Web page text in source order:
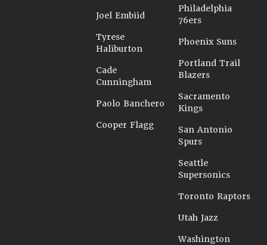
Joel Embiid
Tyrese
Haliburton
Cade
Cunningham
Paolo Banchero
Cooper Flagg
Philadelphia
76ers
Phoenix Suns
Portland Trail
Blazers
Sacramento
Kings
San Antonio
Spurs
Seattle
Supersonics
Toronto Raptors
Utah Jazz
Washington